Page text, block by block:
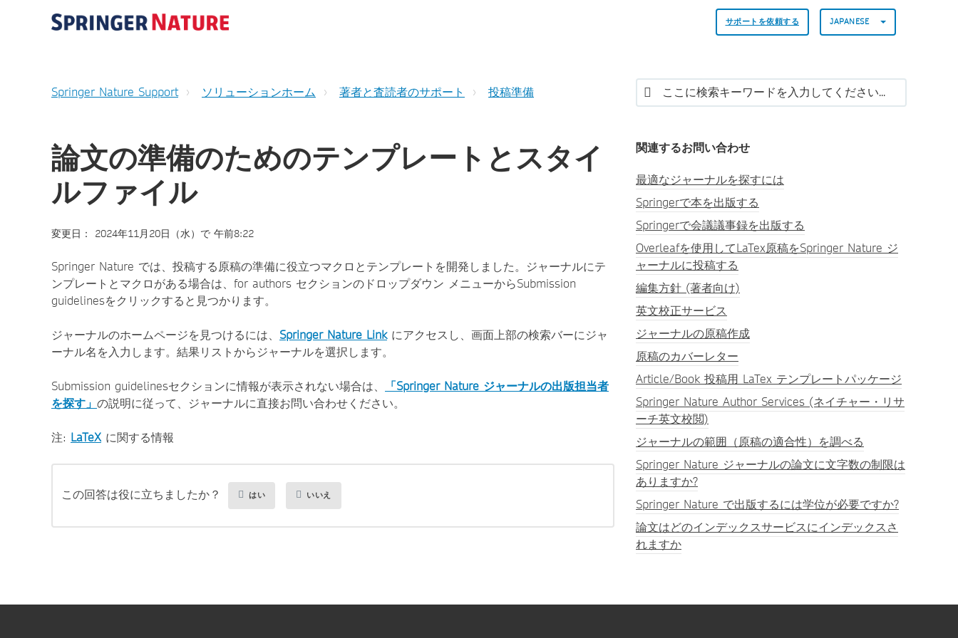
サポートを依頼する JAPANESE
Springer Nature Support ソリューションホーム 著者と査読者のサポート 投稿準備
論文の準備のためのテンプレートとスタイ
ルファイル
変更日： 2024年11月20日（水）で 午前8:22
Springer Nature では、投稿する原稿の準備に役立つマクロとテンプレートを開発しました。ジャーナルにテ
ンプレートとマクロがある場合は、for authors セクションのドロップダウン メニューからSubmission
guidelinesをクリックすると見つかります。
ジャーナルのホームページを見つけるには、 Springer Nature Linkにアクセスし、画面上部の検索バーにジャ
ーナル名を入力します。結果リストからジャーナルを選択します。
Submission guidelinesセクションに情報が表示されない場合は、
「Springer Nature ジャーナルの出版担当者
を探す」 の説明に従って、ジャーナルに直接お問い合わせください。
注: LaTeXに関する情報
この回答は役に立ちましたか？ はい いいえ
関連するお問い合わせ
最適なジャーナルを探すには
Springerで本を出版する
Springerで会議議事録を出版する
Overleafを使用してLaTex原稿をSpringer Nature ジ
ャーナルに投稿する
編集方針 (著者向け)
英文校正サービス
ジャーナルの原稿作成
原稿のカバーレター
Article/Book 投稿用 LaTex テンプレートパッケージ
Springer Nature Author Services (ネイチャー・リサ
ーチ英文校閲)
ジャーナルの範囲（原稿の適合性）を調べる
Springer Nature ジャーナルの論文に文字数の制限は
ありますか?
Springer Nature で出版するには学位が必要ですか?
論文はどのインデックスサービスにインデックスさ
れますか